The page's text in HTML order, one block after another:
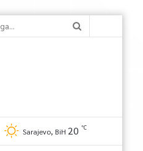
Sarajevo, BiH 20 ℃